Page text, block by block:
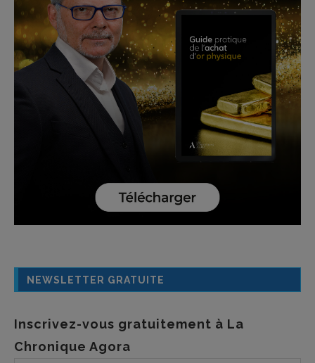
NEWSLETTER GRATUITE
Inscrivez-vous gratuitement à La
Chronique Agora